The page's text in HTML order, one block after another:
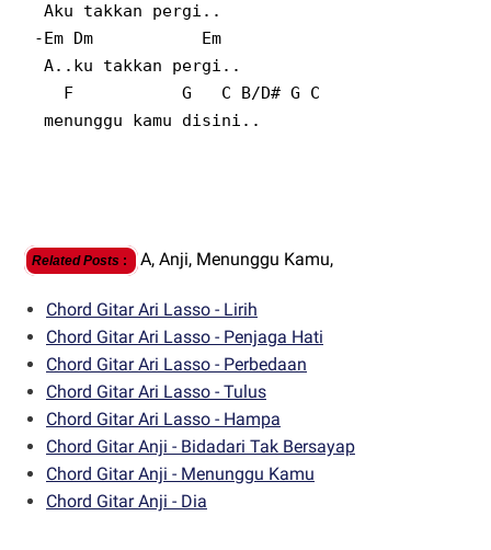
Aku takkan pergi..
-Em Dm
Em
A..ku takkan pergi..
F
G
C B/D# G C
menunggu kamu disini..
Related Posts : A, Anji, Menunggu Kamu,
Chord Gitar Ari Lasso - Lirih
Chord Gitar Ari Lasso - Penjaga Hati
Chord Gitar Ari Lasso - Perbedaan
Chord Gitar Ari Lasso - Tulus
Chord Gitar Ari Lasso - Hampa
Chord Gitar Anji - Bidadari Tak Bersayap
Chord Gitar Anji - Menunggu Kamu
Chord Gitar Anji - Dia